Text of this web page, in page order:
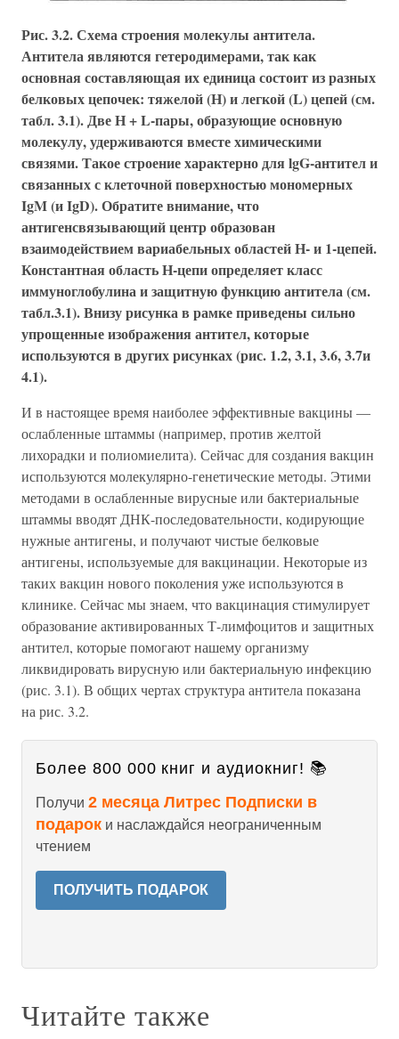
Рис. 3.2. Схема строения молекулы антитела.
Антитела являются гетеродимерами, так как
основная составляющая их единица состоит из разных
белковых цепочек: тяжелой (Н) и легкой (L) цепей (см.
табл. 3.1). Две Н + L-пары, образующие основную
молекулу, удерживаются вместе химическими
связями. Такое строение характерно для lgG-антител и
связанных с клеточной поверхностью мономерных
IgM (и IgD). Обратите внимание, что
антигенсвязывающий центр образован
взаимодействием вариабельных областей Н- и 1-цепей.
Константная область Н-цепи определяет класс
иммуноглобулина и защитную функцию антитела (см.
табл.3.1). Внизу рисунка в рамке приведены сильно
упрощенные изображения антител, которые
используются в других рисунках (рис. 1.2, 3.1, 3.6, 3.7и
4.1).
И в настоящее время наиболее эффективные вакцины —
ослабленные штаммы (например, против желтой
лихорадки и полиомиелита). Сейчас для создания вакцин
используются молекулярно-генетические методы. Этими
методами в ослабленные вирусные или бактериальные
штаммы вводят ДНК-последовательности, кодирующие
нужные антигены, и получают чистые белковые
антигены, используемые для вакцинации. Некоторые из
таких вакцин нового поколения уже используются в
клинике. Сейчас мы знаем, что вакцинация стимулирует
образование активированных Т-лимфоцитов и защитных
антител, которые помогают нашему организму
ликвидировать вирусную или бактериальную инфекцию
(рис. 3.1). В общих чертах структура антитела показана
на рис. 3.2.
Более 800 000 книг и аудиокниг! 📚
Получи 2 месяца Литрес Подписки в
подарок и наслаждайся неограниченным
чтением
ПОЛУЧИТЬ ПОДАРОК
Читайте также